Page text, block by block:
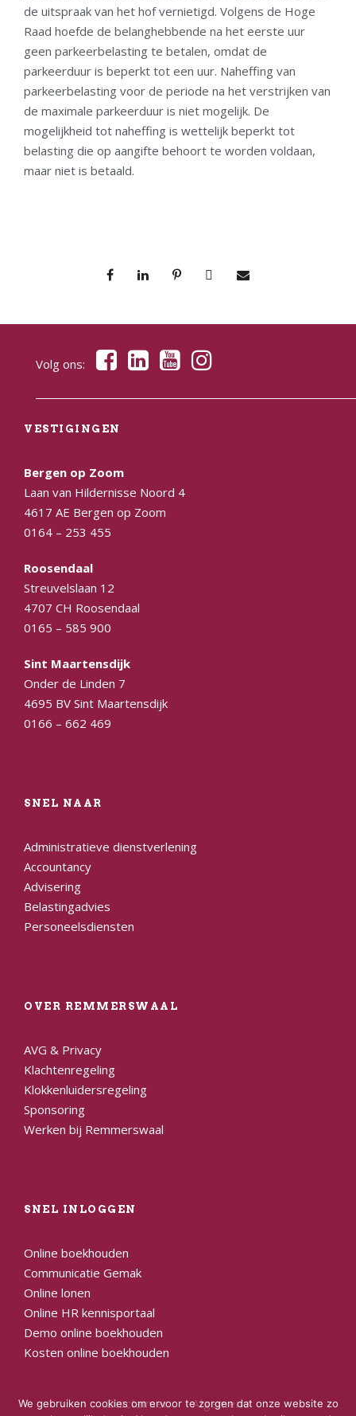
de uitspraak van het hof vernietigd. Volgens de Hoge
Raad hoefde de belanghebbende na het eerste uur
geen parkeerbelasting te betalen, omdat de
parkeerduur is beperkt tot een uur. Naheffing van
parkeerbelasting voor de periode na het verstrijken van
de maximale parkeerduur is niet mogelijk. De
mogelijkheid tot naheffing is wettelijk beperkt tot
belasting die op aangifte behoort te worden voldaan,
maar niet is betaald.
Volg ons:
VESTIGINGEN
Bergen op Zoom
Laan van Hildernisse Noord 4
4617 AE Bergen op Zoom
0164 – 253 455
Roosendaal
Streuvelslaan 12
4707 CH Roosendaal
0165 – 585 900
Sint Maartensdijk
Onder de Linden 7
4695 BV Sint Maartensdijk
0166 – 662 469
SNEL NAAR
Administratieve dienstverlening
Accountancy
Advisering
Belastingadvies
Personeelsdiensten
OVER REMMERSWAAL
AVG & Privacy
Klachtenregeling
Klokkenluidersregeling
Sponsoring
Werken bij Remmerswaal
SNEL INLOGGEN
Online boekhouden
Communicatie Gemak
Online lonen
Online HR kennisportaal
Demo online boekhouden
Kosten online boekhouden
Disclaimer
Algemene
We gebruiken cookies om ervoor te zorgen dat onze website zo